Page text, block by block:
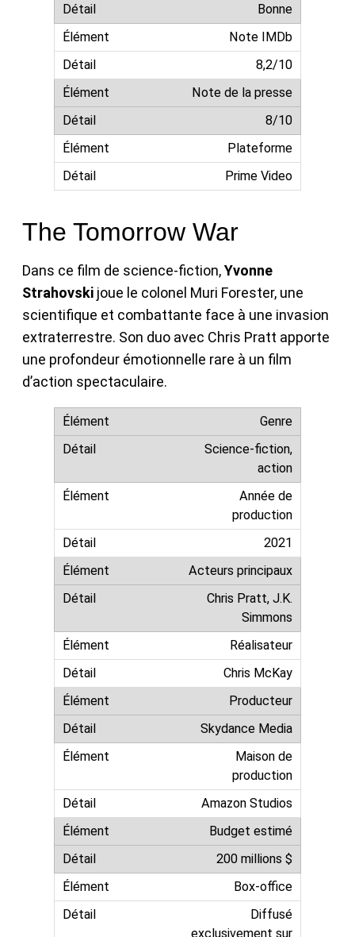
Bonne
Note IMDb
8,2/10
Note de la presse
8/10
Plateforme
Prime Video
The Tomorrow War
Dans ce film de science-fiction,Yvonne
Strahovski joue le colonel Muri Forester, une
scientifique et combattante face à une invasion
extraterrestre. Son duo avec Chris Pratt apporte
une profondeur émotionnelle rare à un film
d’action spectaculaire.
Genre
Science-fiction,
action
Année de
production
2021
Acteurs principaux
Chris Pratt, J.K.
Simmons
Réalisateur
Chris McKay
Producteur
Skydance Media
Maison de
production
Amazon Studios
Budget estimé
200 millions $
Box-office
Diffusé
exclusivement sur